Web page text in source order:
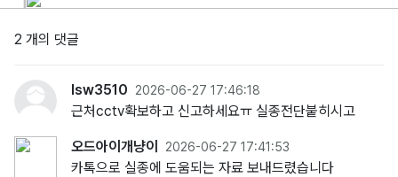
2 개의 댓글
lsw3510 2026-06-27 17:46:18
근처cctv확보하고 신고하세요ㅠ 실종전단붙히시고
오드아이개냥이 2026-06-27 17:41:53
카톡으로 실종에 도움되는 자료 보내드렸습니다